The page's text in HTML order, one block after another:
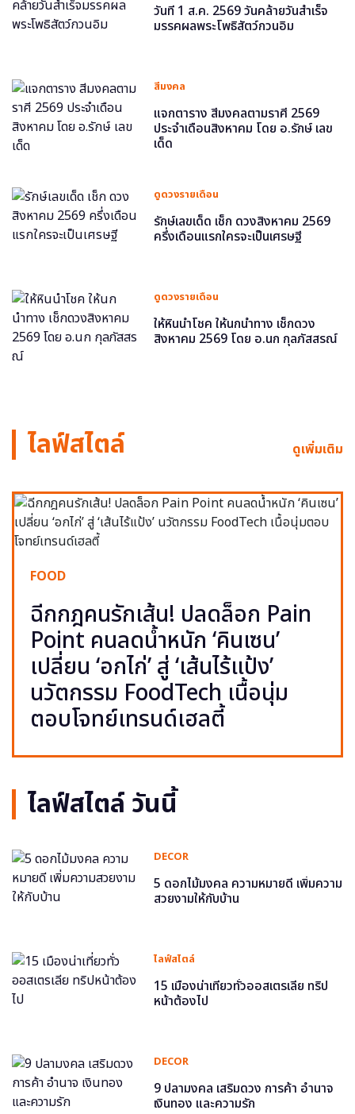
วันที่ 1 ส.ค. 2569 วันคล้ายวันสำเร็จ
มรรคผลพระโพธิสัตว์กวนอิม
สีมงคล
แจกตาราง สีมงคลตามราศี 2569
ประจำเดือนสิงหาคม โดย อ.รักษ์ เลข
เด็ด
ดูดวงรายเดือน
รักษ์เลขเด็ด เช็ก ดวงสิงหาคม 2569
ครึ่งเดือนแรกใครจะเป็นเศรษฐี
ดูดวงรายเดือน
ให้หินนำโชค ให้นกนำทาง เช็กดวง
สิงหาคม 2569 โดย อ.นก กุลภัสสรณ์
ไลฟ์สไตล์ ดูเพิ่มเติม
FOOD
ฉีกกฎคนรักเส้น! ปลดล็อก Pain
Point คนลดน้ำหนัก ‘คินเซน’
เปลี่ยน ‘อกไก่’ สู่ ‘เส้นไร้แป้ง’
นวัตกรรม FoodTech เนื้อนุ่ม
ตอบโจทย์เทรนด์เฮลตี้
ไลฟ์สไตล์ วันนี้
DECOR
5 ดอกไม้มงคล ความหมายดี เพิ่มความ
สวยงามให้กับบ้าน
ไลฟ์สไตล์
15 เมืองน่าเที่ยวทั่วออสเตรเลีย ทริป
หน้าต้องไป
DECOR
9 ปลามงคล เสริมดวง การค้า อำนาจ
เงินทอง และความรัก